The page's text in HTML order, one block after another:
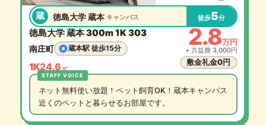
蔵 徳島大学 蔵本 キャンパス 徒歩5分
徳島大学 蔵本 300m 1K 303
南庄町 蔵本駅 徒歩15分
1K24.6 ㎡
2.8万円
+ 共益費 3,000円
敷金礼金0円
ネット無料使い放題！ペット飼育OK！蔵本キャンパス
近くのペットと暮らせるお部屋です。